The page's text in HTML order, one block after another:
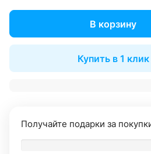
В корзину
Купить в 1 клик
Получайте подарки за